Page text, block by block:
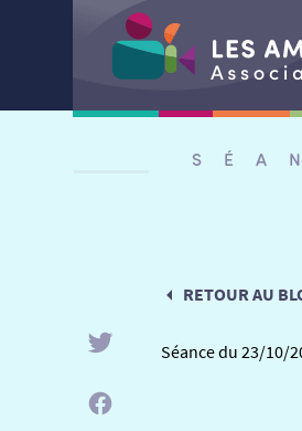
RETOUR AU
Séance du 23/10/